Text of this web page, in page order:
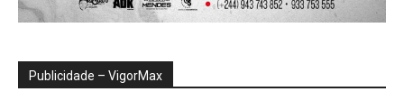
Publicidade – VigorMax